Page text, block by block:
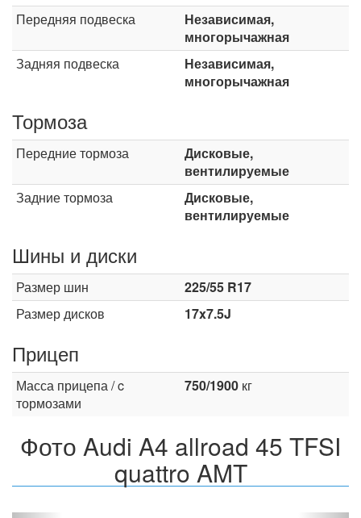
Передняя подвеска
Независимая,
многорычажная
Задняя подвеска
Независимая,
многорычажная
Тормоза
Передние тормоза
Дисковые,
вентилируемые
Задние тормоза
Дисковые,
вентилируемые
Шины и диски
Размер шин
225/55 R17
Размер дисков
17x7.5J
Прицеп
Масса прицепа / c
тормозами
750/1900 кг
Фото Audi A4 allroad 45 TFSI
quattro AMT